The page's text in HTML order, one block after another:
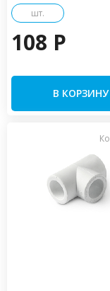
шт.
108 P
В КОРЗИНУ